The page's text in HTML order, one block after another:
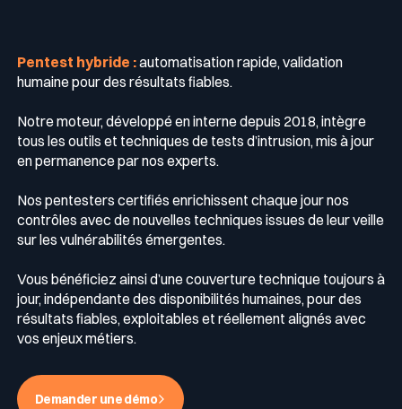
Pentest hybride :automatisation rapide, validation
humaine pour des résultats fiables.
Notre moteur, développé en interne depuis 2018, intègre
tous les outils et techniques de tests d’intrusion, mis à jour
en permanence par nos experts.
Nos pentesters certifiés enrichissent chaque jour nos
contrôles avec de nouvelles techniques issues de leur veille
sur les vulnérabilités émergentes.
Vous bénéficiez ainsi d’une couverture technique toujours à
jour, indépendante des disponibilités humaines, pour des
résultats fiables, exploitables et réellement alignés avec
vos enjeux métiers.
Demander une démo